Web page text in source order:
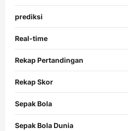
prediksi
Real-time
Rekap Pertandingan
Rekap Skor
Sepak Bola
Sepak Bola Dunia